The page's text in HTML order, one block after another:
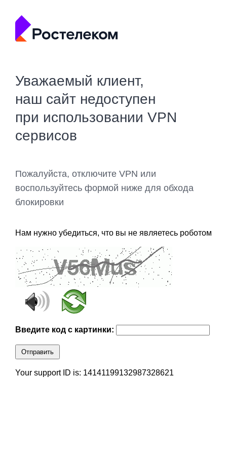
Уважаемый клиент,
наш сайт недоступен
при использовании VPN
сервисов
Пожалуйста, отключите VPN или
воспользуйтесь формой ниже для обхода
блокировки
Нам нужно убедиться, что вы не являетесь роботом
Введите код с картинки:
Отправить
Your support ID is: 14141199132987328621